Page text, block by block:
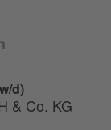
d)
& Co. KG